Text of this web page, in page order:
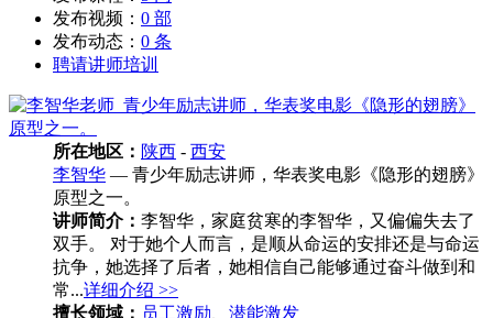
发布视频： 0 部
发布动态： 0 条
聘请讲师培训
所在地区： 陕西 - 西安
李智华 — 青少年励志讲师，华表奖电影《隐形的翅膀》
原型之一。
讲师简介： 李智华，家庭贫寒的李智华，又偏偏失去了
双手。 对于她个人而言，是顺从命运的安排还是与命运
抗争，她选择了后者，她相信自己能够通过奋斗做到和
常...详细介绍 >>
擅长领域： 员工激励
潜能激发